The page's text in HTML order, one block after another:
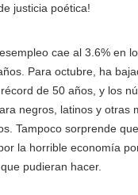
justicia poética!
cae al 3.6% en
Para octubre, ha
de 50 años, y los
negros, latinos y otras
Tampoco sorprende
la horrible economía
pudieran hacer.